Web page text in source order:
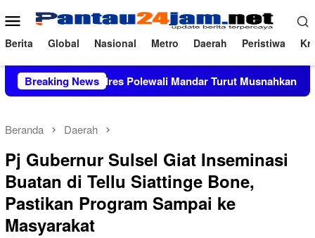
ke
konten
Menu
Mobile
Berita Global Nasional Metro Daerah Peristiwa
Breaking News
Kapolres Polewali Mandar Turut Musnahkan Barang Bukti
Beranda Daerah
Pj Gubernur Sulsel Giat Inseminasi
Buatan di Tellu Siattinge Bone,
Pastikan Program Sampai ke
Masyarakat